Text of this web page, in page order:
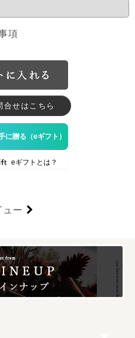
項
合せはこちら
のeギフトとは？
ー